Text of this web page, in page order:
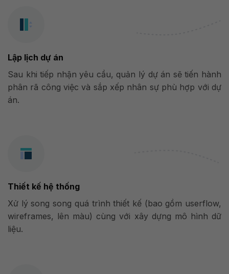
Lập lịch dự án
Sau khi tiếp nhận yêu cầu, quản lý dự án sẽ tiến hành
phân rã công việc và sắp xếp nhân sự phù hợp với dự
án.
Thiết kế hệ thống
Xử lý song song quá trình thiết kế (bao gồm userflow,
wireframes, lên màu) cùng với xây dựng mô hình dữ
liệu.